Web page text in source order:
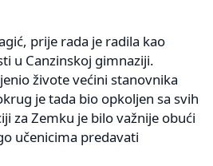
prije rada je radila kao
u Canzinskoj gimnaziji.
živote većini stanovnika
je tada bio opkoljen sa svih
za Zemku je bilo važnije obući
učenicima predavati